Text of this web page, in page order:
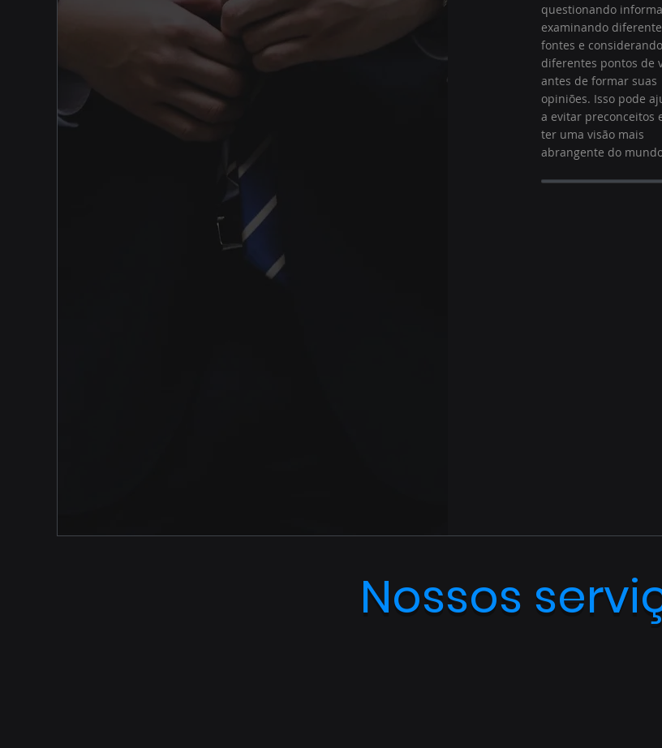
questionando
examinando
fontes e considerando
diferentes pontos de
antes de formar suas
opiniões. Isso pode
a evitar preconceitos
ter uma visão mais
abrangente do
Nossos